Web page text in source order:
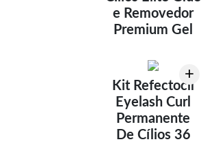
e Removedor
Premium Gel
+
Kit Refectocil
Eyelash Curl
Permanente
De Cílios 36